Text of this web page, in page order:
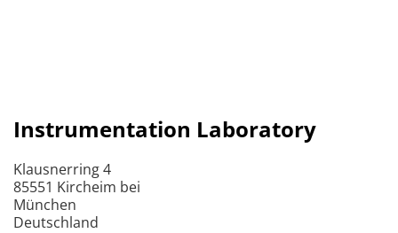
Instrumentation Laboratory
Klausnerring 4
85551 Kircheim bei
München
Deutschland